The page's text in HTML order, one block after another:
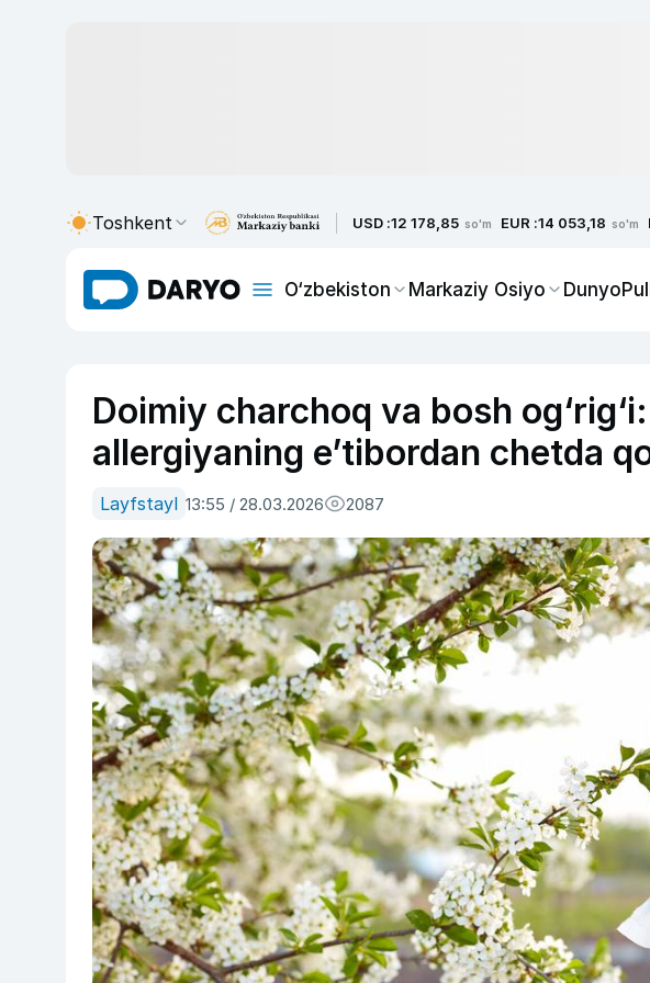
Toshkent USD :12 178,85 so'm EUR :14 053,18 so'm
O‘zbekiston Markaziy Osiyo DunyoPul
Doimiy charchoq va bosh
allergiyaning e’tibordan chetda
Layfstayl 13:55 / 28.03.2026 2087